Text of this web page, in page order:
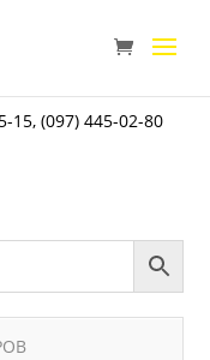
15,(097) 445-02-80